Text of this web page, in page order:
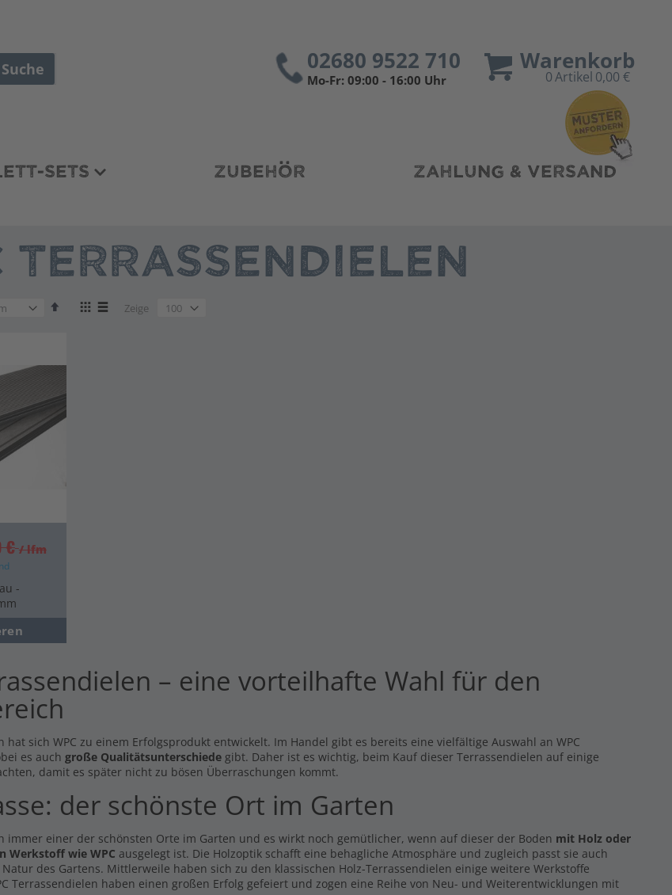
Warenkorb
0Artikel 0,00 €
Suche 02680 9522 710
Mo-Fr: 09:00 - 16:00 Uhr
SETS ZUBEHÖR ZAHLUNG & VERSAND
TERRASSENDIELEN
AbsteigendAnzeigen
Zeige
€ / lfm
-
– eine vorteilhafte Wahl für den
hat sich WPC zu einem Erfolgsprodukt entwickelt. Im Handel gibt es bereits eine vielfältige Auswahl an WPC
es auch große Qualitätsunterschiede gibt. Daher ist es wichtig, beim Kauf dieser Terrassendielen auf einige
damit es später nicht zu bösen Überraschungen kommt.
der schönste Ort im Garten
immer einer der schönsten Orte im Garten und es wirkt noch gemütlicher, wenn auf dieser der Boden mit Holz oder
Werkstoff wie WPC ausgelegt ist. Die Holzoptik schafft eine behagliche Atmosphäre und zugleich passt sie auch
des Gartens. Mittlerweile haben sich zu den klassischen Holz-Terrassendielen einige weitere Werkstoffe
Terrassendielen haben einen großen Erfolg gefeiert und zogen eine Reihe von Neu- und Weiterentwicklungen mit
-beidseitig-
Versand
Volldiele
Dielen -beidseitig-
559,71 €
Inkl. MwSt., zzgl. Versand
Premium Diele dunkelgrau -
beidseitig - 23x146mm